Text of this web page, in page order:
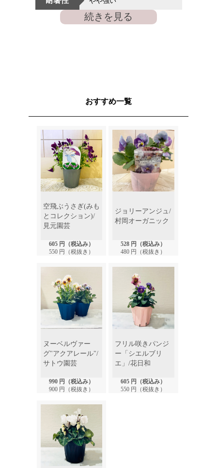
耐寒性 やや弱い
え、鉢底にはしっかりと鉢底
石を入れる
剪定時期 4〜10月
風水
「陽」の気を持つとされ、リ
ビングなどに飾ると家相によ
いといわれています。丸い葉
はお金の象徴でもあるので、
植物の特徴
鮮やかなグリーンが美しい大
きな楕円形の葉と白い幹は、
ずに飾ることができます
続きを見る
おすすめ一覧
空飛ぶうさぎ(みも
とコレクション)/
見元園芸
605 円（税込み）
550 円（税抜き）
ジョリーアンジュ/
村岡オーガニック
528 円（税込み）
480 円（税抜き）
ヌーベルヴァー
グ"アクアレール"/
サトウ園芸
990 円（税込み）
900 円（税抜き）
フリル咲きパンジ
ー「シエルブリ
エ」/花日和
605 円（税込み）
550 円（税抜き）